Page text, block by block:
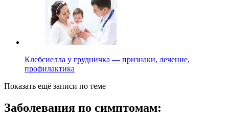
Клебсиелла у грудничка — признаки, лечение,
профилактика
Показать ещё записи по теме
Заболевания по симптомам: